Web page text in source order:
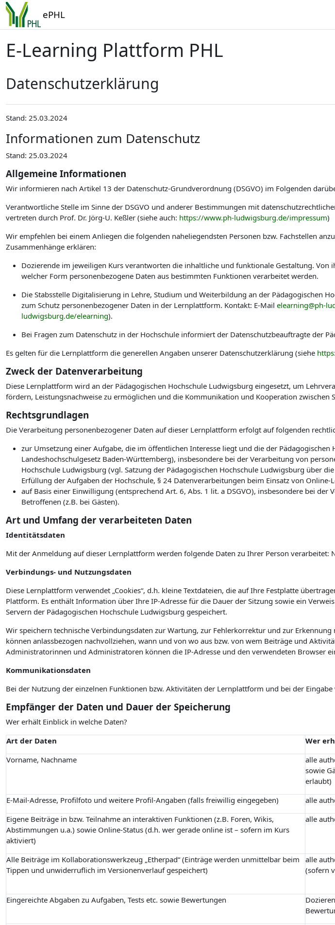
Zum Hauptinhalt
ePHL
E-Learning Plattform PHL
Datenschutzerklärung
Stand: 25.03.2024
Informationen zum Datenschutz
Stand: 25.03.2024
Allgemeine Informationen
Wir informieren nach Artikel 13 der Datenschutz-Grundverordnung (DSGVO) im Folgenden
Verantwortliche Stelle im Sinne der DSGVO und anderer Bestimmungen mit
vertreten durch Prof. Dr. Jörg-U. Keßler (siehe auch: https://www.ph-ludwigsburg.de/impressum)
Wir empfehlen bei einem Anliegen die folgenden naheliegendsten Personen bzw. Fachstellen
Zusammenhänge erklären:
Dozierende im jeweiligen Kurs verantworten die inhaltliche und funktionale Gestaltung.
welcher Form personenbezogene Daten aus bestimmten Funktionen verarbeitet werden.
Die Stabsstelle Digitalisierung in Lehre, Studium und Weiterbildung an der Pädagogischen
zum Schutz personenbezogener Daten in der Lernplattform. Kontakt: E-Mail elearning@ph-
ludwigsburg.de/elearning).
Bei Fragen zum Datenschutz in der Hochschule informiert der Datenschutzbeauftragte der
Es gelten für die Lernplattform die generellen Angaben unserer Datenschutzerklärung (siehe
Zweck der Datenverarbeitung
Diese Lernplattform wird an der Pädagogischen Hochschule Ludwigsburg eingesetzt, um
fördern, Leistungsnachweise zu ermöglichen und die Kommunikation und Kooperation
Rechtsgrundlagen
Die Verarbeitung personenbezogener Daten auf dieser Lernplattform erfolgt auf folgenden
zur Umsetzung einer Aufgabe, die im öffentlichen Interesse liegt und die der Pädagogischen
Landeshochschulgesetz Baden-Württemberg), insbesondere bei der Verarbeitung von
Hochschule Ludwigsburg (vgl. Satzung der Pädagogischen Hochschule Ludwigsburg über
Erfüllung der Aufgaben der Hochschule, § 24 Datenverarbeitungen beim Einsatz von
auf Basis einer Einwilligung (entsprechend Art. 6, Abs. 1 lit. a DSGVO), insbesondere bei
Betroffenen (z.B. bei Gästen).
Art und Umfang der verarbeiteten Daten
Identitätsdaten
Mit der Anmeldung auf dieser Lernplattform werden folgende Daten zu Ihrer Person verarbeitet:
Verbindungs- und Nutzungsdaten
Diese Lernplattform verwendet „Cookies“, d.h. kleine Textdateien, die auf Ihre Festplatte
Plattform. Es enthält Information über Ihre IP-Adresse für die Dauer der Sitzung sowie ein
Servern der Pädagogischen Hochschule Ludwigsburg gespeichert.
Wir speichern technische Verbindungsdaten zur Wartung, zur Fehlerkorrektur und zur
können anlassbezogen nachvollziehen, wann und von wo aus bzw. von wem Beiträge und
Administratorinnen und Administratoren können die IP-Adresse und den verwendeten Browser
Kommunikationsdaten
Bei der Nutzung der einzelnen Funktionen bzw. Aktivitäten der Lernplattform und bei der
Empfänger der Daten und Dauer der Speicherung
Wer erhält Einblick in welche Daten?
Art der Daten
Wer
Vorname, Nachname
alle
sowie
erlaubt)
E-Mail-Adresse, Profilfoto und weitere Profil-Angaben (falls freiwillig eingegeben) alle
Eigene Beiträge in bzw. Teilnahme an interaktiven Funktionen (z.B. Foren, Wikis,
Abstimmungen u.a.) sowie Online-Status (d.h. wer gerade online ist – sofern im Kurs
aktiviert)
alle
Alle Beiträge im Kollaborationswerkzeug „Etherpad“ (Einträge werden unmittelbar beim
Tippen und unwiderruflich im Versionenverlauf gespeichert)
alle
(sofern
Eingereichte Abgaben zu Aufgaben, Tests etc. sowie Bewertungen